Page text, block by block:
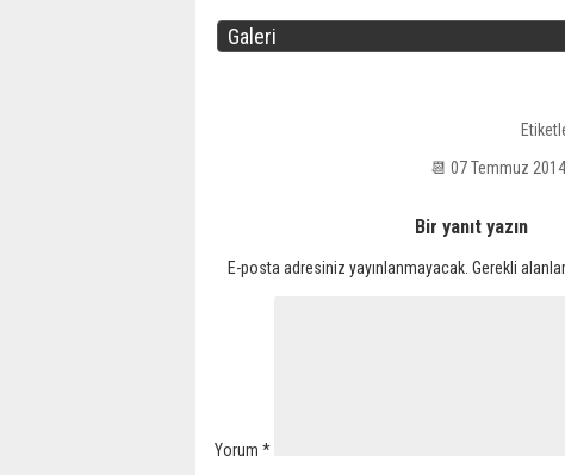
Galeri
📆 07 Temmuz
Bir yanıt yazın
E-posta adresiniz yayınlanmayacak. Gerekli alanlar
Yorum *